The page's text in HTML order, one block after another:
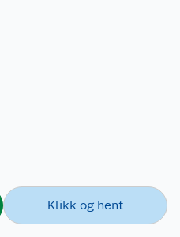
Klikk og hent